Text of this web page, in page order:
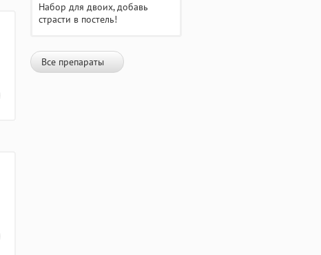
Набор для двоих, добавь
страсти в постель!
Все препараты